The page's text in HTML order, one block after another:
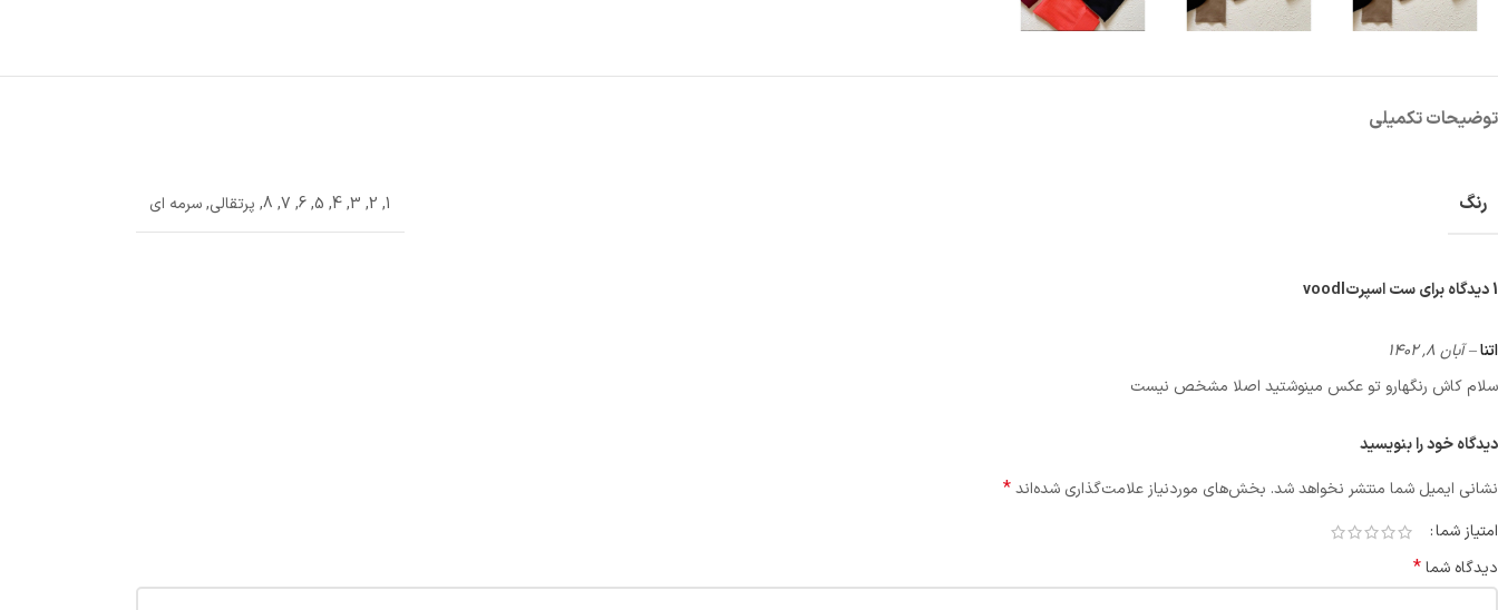
توضیحات تکمیلی
رنگ 1
,
2
,
3
,
4
,
5
,
6
,
7
,
8
, پرتقالی,سرمه ای
1 دیدگاه برای ست اسپرتvoodl
اتنا–آبان 8, 1402
سلام کاش رنگهارو تو عکس مینوشتید اصلا مشخص نیست
دیدگاه خود را بنویسید
نشانی ایمیل شما منتشر نخواهد شد. بخش‌های موردنیاز علامت‌گذاری شده‌اند*
امتیاز شما
دیدگاه شما*